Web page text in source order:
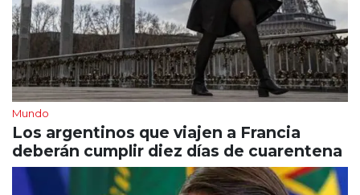
Mundo
Los argentinos que viajen a Francia
deberán cumplir diez días de cuarentena